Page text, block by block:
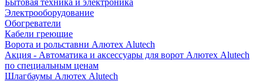
Бытовая техника и электроника
Электрооборудование
Обогреватели
Кабели греющие
Ворота и рольставни Алютех Alutech
Акция - Автоматика и аксессуары для ворот Алютех Alutech
по специальным ценам
Шлагбаумы Алютех Alutech